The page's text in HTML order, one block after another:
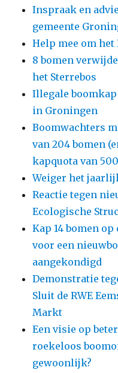
Inspraak en
gemeente
Help mee om het
8 bomen
het Sterrebos
Illegale
in Groningen
Boomwachters
van 204 bomen
kapquota van
Weiger het
Reactie tegen
Ecologische
Kap 14 bomen
voor een
aangekondigd
Demonstratie
Sluit de RWE
Markt
Een visie op
roekeloos
gewoonlijk?